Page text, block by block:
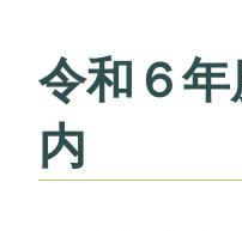
令和６
内